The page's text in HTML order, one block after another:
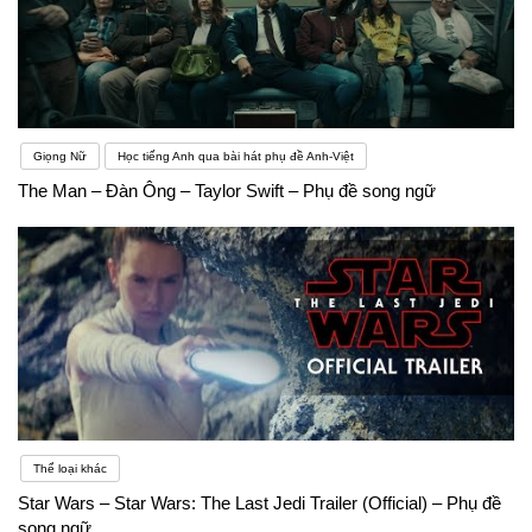
các ngành kinh tế, văn hóa, chính trị, xã hội,… trang
bị kiến thức bổ trợ về kinh tế, tài chính ngân hàng,
xuất nhập khẩu…. và các kỹ năng thuyết trình, giao
tiếp kinh doanh,… đây cũng là tiền đề giúp bạn ghi
khóa học
Giọng Nữ Học tiếng Anh qua bài hát phụ đề Anh-Việt
The Man – Đàn Ông – Taylor Swift – Phụ đề song ngữ
Thể loại khác
Star Wars – Star Wars: The Last Jedi Trailer (Official) – Phụ đề
song ngữ